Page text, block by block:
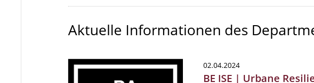
Aktuelle Informationen des
02.04.2024
BE ISE | Urbane